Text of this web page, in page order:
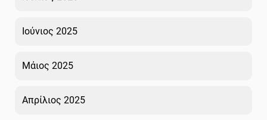
Ιούνιος 2025
Μάιος 2025
Απρίλιος 2025